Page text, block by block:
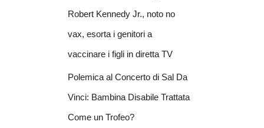
Robert Kennedy Jr., noto no
vax, esorta i genitori a
vaccinare i figli in diretta TV
Polemica al Concerto di Sal Da
Vinci: Bambina Disabile Trattata
Come un Trofeo?